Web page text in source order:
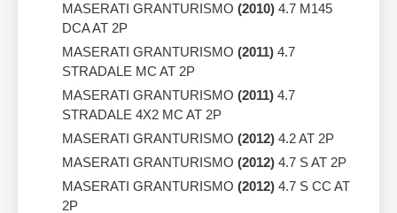
MASERATI GRANTURISMO (2010) 4.7 M145
DCA AT 2P
MASERATI GRANTURISMO (2011) 4.7
STRADALE MC AT 2P
MASERATI GRANTURISMO (2011) 4.7
STRADALE 4X2 MC AT 2P
MASERATI GRANTURISMO (2012) 4.2 AT 2P
MASERATI GRANTURISMO (2012) 4.7 S AT 2P
MASERATI GRANTURISMO (2012) 4.7 S CC AT
2P